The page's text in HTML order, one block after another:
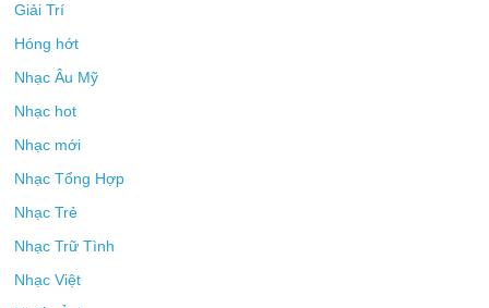
Giải Trí
Hóng hớt
Nhạc Âu Mỹ
Nhạc hot
Nhạc mới
Nhạc Tổng Hợp
Nhạc Trẻ
Nhạc Trữ Tình
Nhạc Việt